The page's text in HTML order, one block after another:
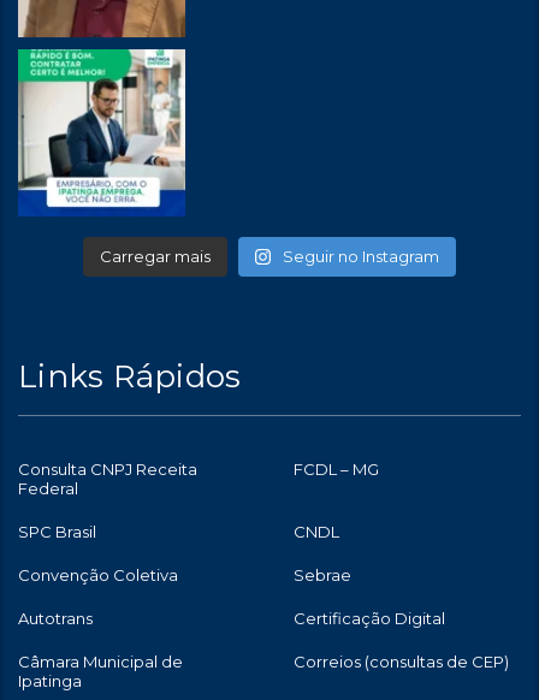
Carregar mais Seguir no Instagram
Links Rápidos
Consulta CNPJ Receita
Federal
FCDL – MG
SPC Brasil CNDL
Convenção Coletiva Sebrae
Autotrans Certificação Digital
Câmara Municipal de
Ipatinga
Correios (consultas de CEP)